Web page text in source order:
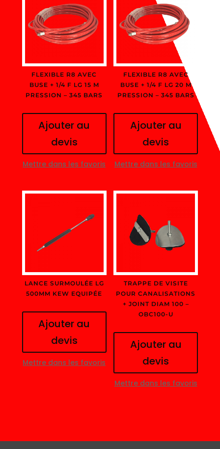
FLEXIBLE R8 AVEC
BUSE + 1/4 F LG 15 M
PRESSION – 345 BARS
Ajouter au
devis
Mettre dans les favoris
FLEXIBLE R8 AVEC
BUSE + 1/4 F LG 20 M
PRESSION – 345 BARS
Ajouter au
devis
Mettre dans les favoris
LANCE SURMOULÉE LG
500MM KEW EQUIPÉE
Ajouter au
devis
Mettre dans les favoris
TRAPPE DE VISITE
POUR CANALISATIONS
+ JOINT DIAM 100 –
OBC100-U
Ajouter au
devis
Mettre dans les favoris